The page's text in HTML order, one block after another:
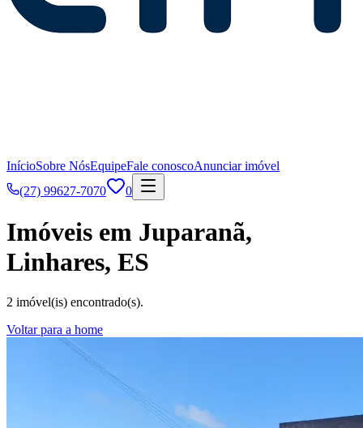
InícioSobre NósEquipeFale conoscoAnunciar imóvel
(27) 99627-7070
0
Imóveis em Juparanã,
Linhares, ES
2 imóvel(is) encontrado(s).
Voltar para a home